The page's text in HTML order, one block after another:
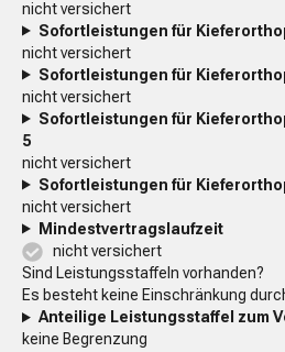
nicht versichert
Sofortleistungen für
nicht versichert
Sofortleistungen für
nicht versichert
Sofortleistungen für
5
nicht versichert
Sofortleistungen für
nicht versichert
Mindestvertragslaufzeit
nicht versichert
Sind Leistungsstaffeln vorhanden?
Es besteht keine Einschränkung
Anteilige Leistungsstaffel zum
keine Begrenzung